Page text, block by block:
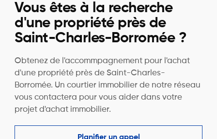
Vous êtes à la recherche
d'une propriété près de
Saint-Charles-Borromée ?
Obtenez de l'accommpagnement pour l'achat
d'une propriété près de Saint-Charles-
Borromée. Un courtier immobilier de notre réseau
vous contactera pour vous aider dans votre
projet d'achat immobilier.
Planifier un appel